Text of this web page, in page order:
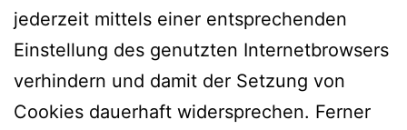
jederzeit mittels einer entsprechenden
Einstellung des genutzten Internetbrowsers
verhindern und damit der Setzung von
Cookies dauerhaft widersprechen. Ferner